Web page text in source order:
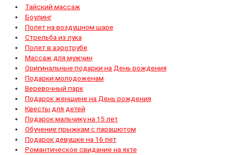
Тайский массаж
Боулинг
Полет на воздушном шаре
Стрельба из лука
Полет в аэротрубе
Массаж для мужчин
Оригинальные подарки на День рождения
Подарки молодоженам
Веревочный парк
Подарок женщине на День рождения
Квесты для детей
Подарок мальчику на 15 лет
Обучение прыжкам с парашютом
Подарок девушке на 16 лет
Романтическое свидание на яхте